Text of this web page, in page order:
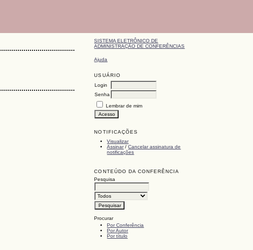
SISTEMA ELETRÔNICO DE
ADMINISTRAÇÃO DE CONFERÊNCIAS
Ajuda
USUÁRIO
Login
Senha
Lembrar de mim
NOTIFICAÇÕES
Visualizar
Assinar/Cancelar assinatura de
notificações
CONTEÚDO DA CONFERÊNCIA
Pesquisa
Procurar
Por Conferência
Por Autor
Por título